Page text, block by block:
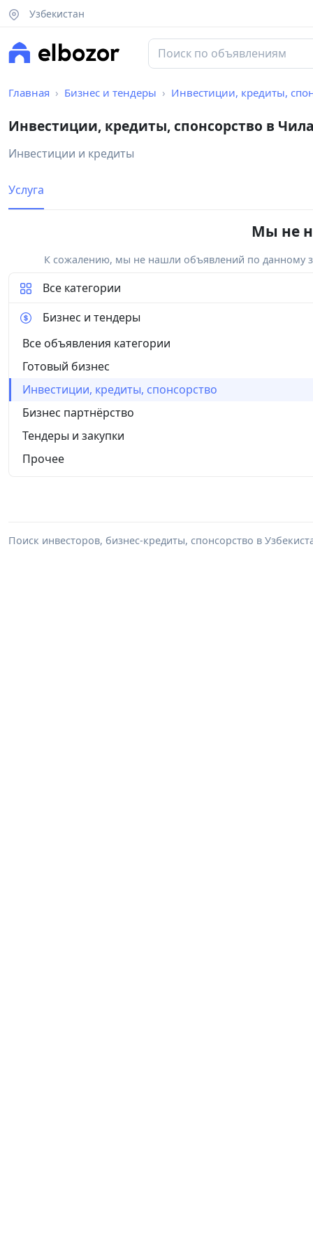
Узбекистан
Главная Бизнес и тендеры Инвестиции, кредиты,
Инвестиции, кредиты, спонсорство в
Инвестиции и кредиты
Услуга
Мы не
К сожалению, мы не нашли объявлений по данному
Все категории
Бизнес и тендеры
Все объявления категории
Готовый бизнес
Инвестиции, кредиты, спонсорство
Бизнес партнёрство
Тендеры и закупки
Прочее
Поиск инвесторов, бизнес-кредиты, спонсорство в